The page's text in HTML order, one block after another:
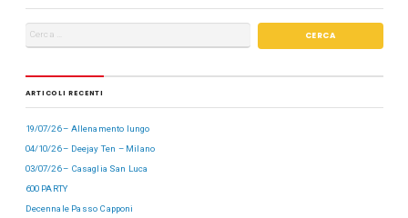
ARTICOLI RECENTI
19/07/26 – Allenamento lungo
04/10/26 – Deejay Ten – Milano
03/07/26 – Casaglia San Luca
600 PARTY
Decennale Passo Capponi